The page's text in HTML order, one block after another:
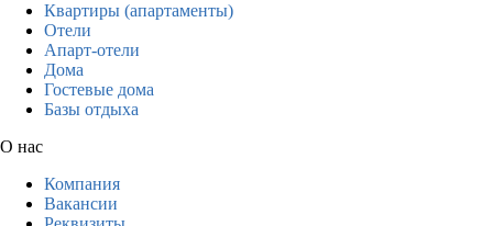
Квартиры (апартаменты)
Отели
Апарт-отели
Дома
Гостевые дома
Базы отдыха
О нас
Компания
Вакансии